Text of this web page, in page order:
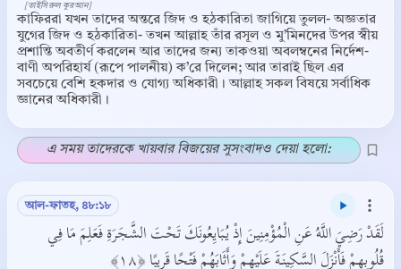
কাফিররা যখন তাদের অন্তরে জিদ ও হঠকারিতা জাগিয়ে তুলল- অজ্ঞতার
যুগের জিদ ও হঠকারিতা- তখন আল্লাহ তাঁর রসূল ও মু’মিনদের উপর স্বীয়
প্রশান্তি অবতীর্ণ করলেন আর তাদের জন্য তাকওয়া অবলম্বনের নির্দেশ-
বাণী অপরিহার্য (রূপে পালনীয়) ক’রে দিলেন; আর তারাই ছিল এর
সবচেয়ে বেশি হকদার ও যোগ্য অধিকারী। আল্লাহ সকল বিষয়ে সর্বাধিক
জ্ঞানের অধিকারী।
[তাইসিরুল কুরআন]
এ সময় তাদেরকে খায়বার বিজয়ের সুসংবাদও দেয়া হলো:
আল-ফাতহ, ৪৮:১৮
لَقَدْ رَضِيَ اللَّهُ عَنِ الْمُؤْمِنِينَ إِذْ يُبَايِعُونَكَ تَحْتَ الشَّجَرَةِ فَعَلِمَ مَا فِي
قُلُوبِهِمْ فَأَنْزَلَ السَّكِينَةَ عَلَيْهِمْ وَأَثَابَهُمْ فَتْحًا قَرِيبًا ﴿١٨﴾